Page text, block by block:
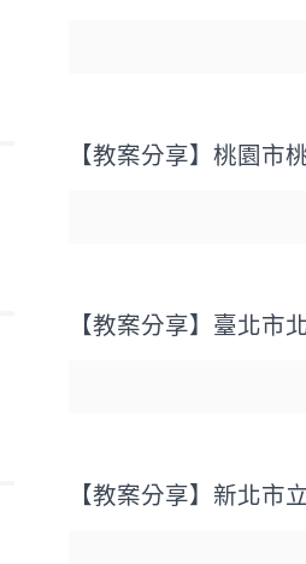
【教案分享】桃園市
【教案分享】臺北市
【教案分享】新北市